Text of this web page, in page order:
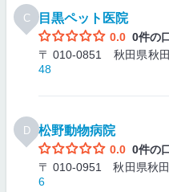
C 目黒ペット医院
0.0 0件の
〒 010-0851 秋田県秋
48
D 松野動物病院
0.0 0件の
〒 010-0951 秋田県秋
6